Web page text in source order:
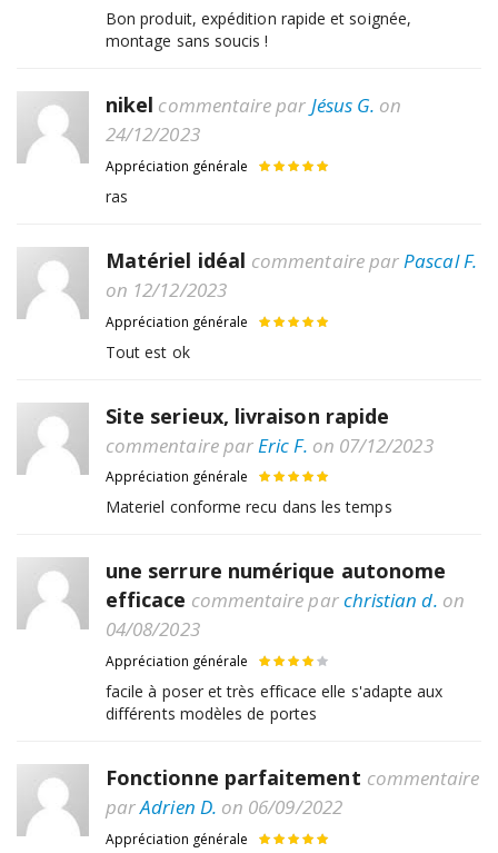
Bon produit, expédition rapide et soignée,
montage sans soucis !
nikel commentaire par Jésus G. on
24/12/2023
Appréciation générale
ras
Matériel idéal commentaire parPascal F.
on 12/12/2023
Appréciation générale
Tout est ok
Site serieux, livraison rapide
commentaire parEric F. on 07/12/2023
Appréciation générale
Materiel conforme recu dans les temps
une serrure numérique autonome
efficace commentaire parchristian d. on
04/08/2023
Appréciation générale
facile à poser et très efficace elle s'adapte aux
différents modèles de portes
Fonctionne parfaitement commentaire
parAdrien D. on 06/09/2022
Appréciation générale